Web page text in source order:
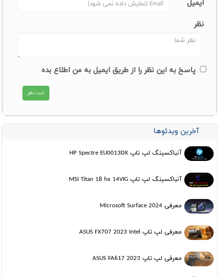
ایمیل
نظر
پاسخ به این نظر را از طریق ایمیل به من اطلاع بده
آخرین ویدئوها
آنباکسینگ لپ تاپ HP Spectre EU0013DX
آنباکسینگ لپ تاپ MSI Titan 18 hx 14VIG
معرفی Microsoft Surface 2024
معرفی لپ تاپ ASUS FX707 2023 Intel
معرفی لپ تاپ ASUS FA617 2023